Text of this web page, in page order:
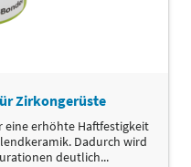
Zirkongerüste
eine erhöhte Haftfestigkeit
Dadurch wird
deutlich...